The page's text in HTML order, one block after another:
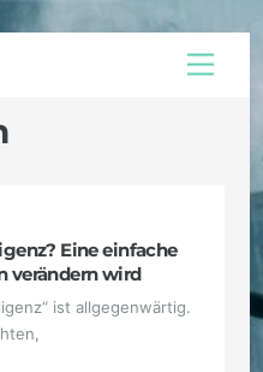
Menu
Eine einfache
verändern wird
ist allgegenwärtig.